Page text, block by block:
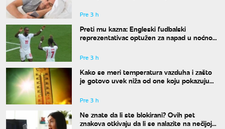
Pre 3 h
Preti mu kazna: Engleski fudbalski
reprezentativac optužen za napad u noćnom
Pre 3 h
Kako se meri temperatura vazduha i zašto
je gotovo uvek niža od one koju pokazuju
Pre 3 h
Ne znate da li ste blokirani? Ovih pet
znakova otkivaju da li se nalazite na nečijoj